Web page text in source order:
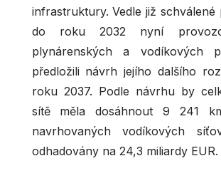
infrastruktury. Vedle již
do roku 2032 nyní
plynárenských a vodíkových
předložili návrh jejího dalšího
roku 2037. Podle návrhu by
sítě měla dosáhnout 9 241
navrhovaných vodíkových
odhadovány na 24,3 miliardy EUR.